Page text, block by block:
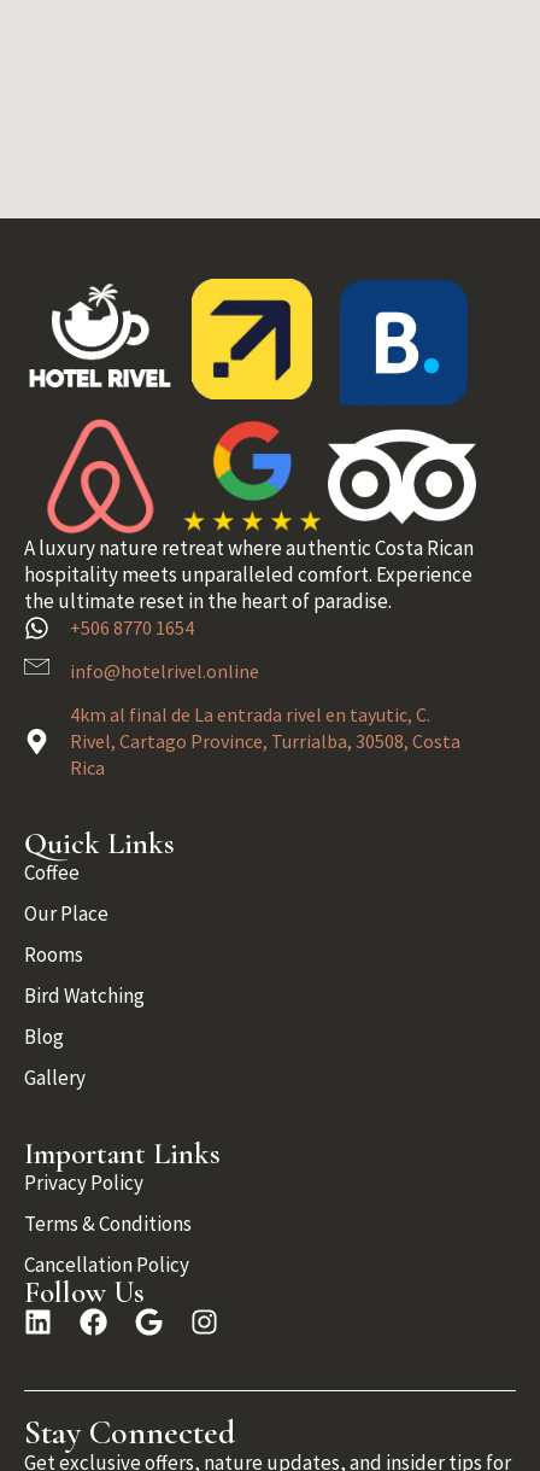
A luxury nature retreat where authentic Costa Rican
hospitality meets unparalleled comfort. Experience
the ultimate reset in the heart of paradise.
+506 8770 1654
info@hotelrivel.online
4km al final de La entrada rivel en tayutic, C.
Rivel, Cartago Province, Turrialba, 30508, Costa
Rica
Quick Links
Coffee
Our Place
Rooms
Bird Watching
Blog
Gallery
Important Links
Privacy Policy
Terms & Conditions
Cancellation Policy
Follow Us
Stay Connected
Get exclusive offers, nature updates, and insider tips for